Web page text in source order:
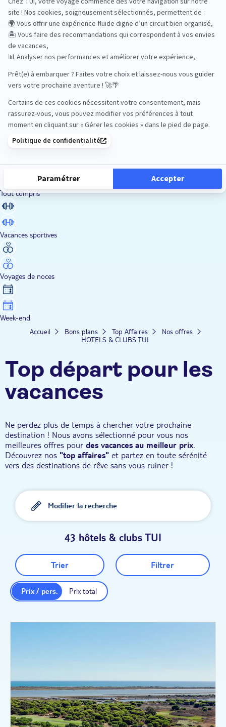
Road Trips
Sénior
Tout compris
Vacances sportives
Voyages de noces
Week-end
Accueil Bons plans Top Affaires
Nos offres
HOTELS & CLUBS TUI
Top départ pour les
vacances
Ne perdez plus de temps à chercher votre prochaine
destination ! Nous avons sélectionné pour vous nos
meilleures offres pour des vacances au meilleur prix.
Découvrez nos "top affaires" et partez en toute sérénité
vers des destinations de rêve sans vous ruiner !
Modifier la recherche
43 hôtels & clubs TUI
Trier Filtrer
Prix total
Prix / pers.